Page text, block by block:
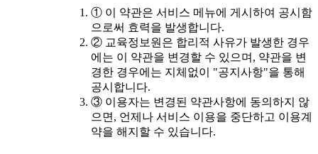
① 이 약관은 서비스 메뉴에 게시하여 공시함
으로써 효력을 발생합니다.
② 교육정보원은 합리적 사유가 발생한 경우
에는 이 약관을 변경할 수 있으며, 약관을 변
경한 경우에는 지체없이 "공지사항"을 통해
공시합니다.
③ 이용자는 변경된 약관사항에 동의하지 않
으면, 언제나 서비스 이용을 중단하고 이용계
약을 해지할 수 있습니다.